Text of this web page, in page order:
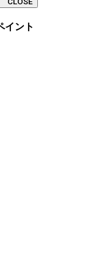
イント